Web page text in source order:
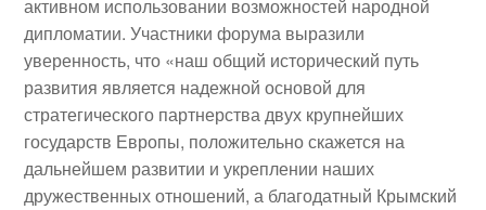
активном использовании возможностей народной
дипломатии. Участники форума выразили
уверенность, что «наш общий исторический путь
развития является надежной основой для
стратегического партнерства двух крупнейших
государств Европы, положительно скажется на
дальнейшем развитии и укреплении наших
дружественных отношений, а благодатный Крымский